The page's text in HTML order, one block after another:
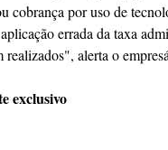
cobrança por uso de
errada da taxa
alerta o
exclusivo